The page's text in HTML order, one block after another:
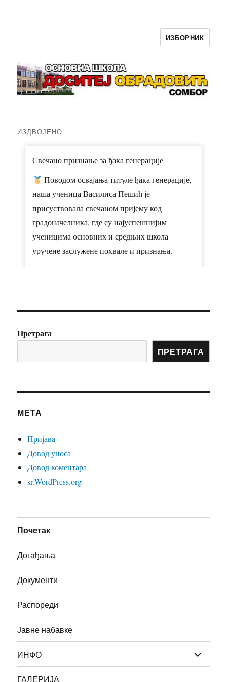
ОШ ,,Доситеј Обрадовић'' Сомбор
ИЗБОРНИК
ИЗДВОЈЕНО
Свечано признање за ђака генерације
Поводом освајања титуле ђака генерације,
наша ученица Василиса Пешић је
присуствовала свечаном пријему код
градоначелника, где су најуспешнијим
ученицима основних и средњих школа
уручене заслужене похвале и признања.
Претрага
ПРЕТРАГА
МЕТА
Пријава
Довод уноса
Довод коментара
sr.WordPress.org
Почетак
Догађања
Документи
Распореди
Јавне набавке
ИНФО прошири
изборник
дете
ГАЛЕРИЈА